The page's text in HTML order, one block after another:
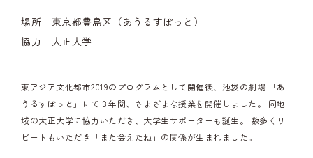
場所 東京都豊島区（あうるすぽっと）
協力 大正大学
東アジア文化都市2019のプログラムとして開催後、池袋の劇場 「あ
うるすぽっと」にて３年間、さまざまな授業を開催しました。
同地
域の大正大学に協力いただき、大学生サポーターも誕生。
数多くリ
ピートもいただき「また会えたね」の関係が生まれました。